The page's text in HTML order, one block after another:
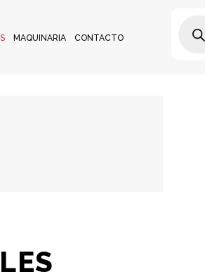
MAQUINARIA CONTACTO